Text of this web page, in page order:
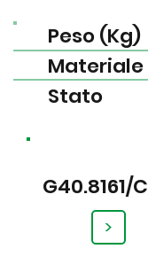
G40.8161/C
>
Peso (Kg)
Materiale
Stato